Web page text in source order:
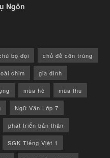
Ngôn
bộ đội chủ đề côn trùng
chim gia đình
mùa hè mùa thu
Ngữ Văn Lớp 7
phát triển bản thân
SGK Tiếng Việt 1